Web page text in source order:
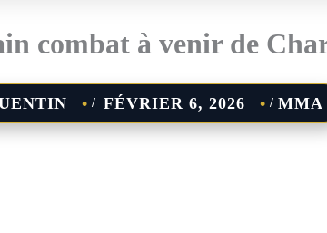
combat à venir de
/ FÉVRIER 6, 2026 / MMA